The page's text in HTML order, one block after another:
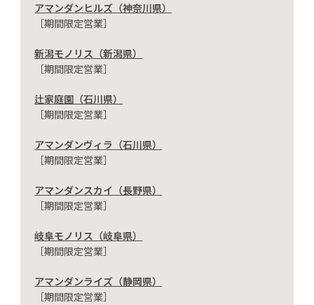
アマンダンヒルズ（神奈川県）
［期間限定営業］
新潟モノリス（新潟県）
［期間限定営業］
辻家庭園（石川県）
［期間限定営業］
アマンダンヴィラ（石川県）
［期間限定営業］
アマンダンスカイ（長野県）
［期間限定営業］
岐阜モノリス（岐阜県）
［期間限定営業］
アマンダンライズ（静岡県）
［期間限定営業］